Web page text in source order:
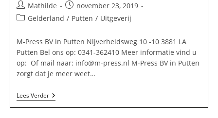
Bericht
auteur:
Mathilde
Bericht
gepubliceerd
november 23, 2019
Berichtcategorie:
Gelderland / Putten / Uitgeverij
M-Press BV in Putten Nijverheidsweg 10 -10 3881 LA
Putten Bel ons op: 0341-362410 Meer informatie vind u
op: Of mail naar: info@m-press.nl M-Press BV in Putten
zorgt dat je meer weet…
Lees VerderM-
Press